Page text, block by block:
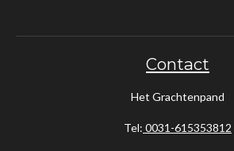
Contact
Het Grachtenpand
Tel: 0031-615353812